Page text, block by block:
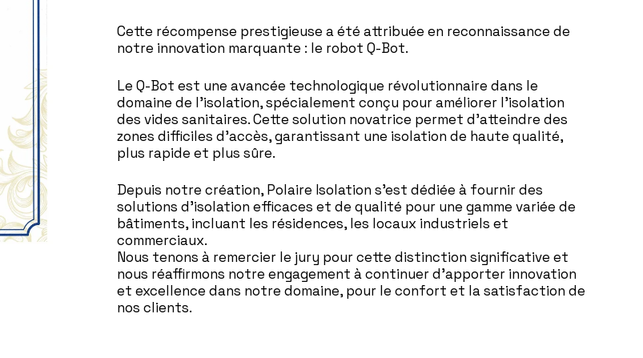
Cette récompense prestigieuse a été attribuée en reconnaissance de
notre innovation marquante : le robot Q-Bot.
Le Q-Bot est une avancée technologique révolutionnaire dans le
domaine de l’isolation, spécialement conçu pour améliorer l’isolation
des vides sanitaires. Cette solution novatrice permet d’atteindre des
zones difficiles d’accès, garantissant une isolation de haute qualité,
plus rapide et plus sûre.
Depuis notre création, Polaire Isolation s’est dédiée à fournir des
solutions d’isolation efficaces et de qualité pour une gamme variée de
bâtiments, incluant les résidences, les locaux industriels et
commerciaux.
Nous tenons à remercier le jury pour cette distinction significative et
nous réaffirmons notre engagement à continuer d’apporter innovation
et excellence dans notre domaine, pour le confort et la satisfaction de
nos clients.